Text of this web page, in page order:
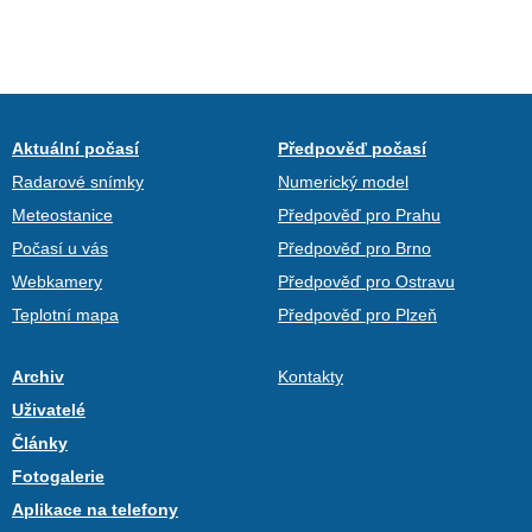
Aktuální počasí
Radarové snímky
Meteostanice
Počasí u vás
Webkamery
Teplotní mapa
Předpověď počasí
Numerický model
Předpověď pro Prahu
Předpověď pro Brno
Předpověď pro Ostravu
Předpověď pro Plzeň
Archiv
Uživatelé
Články
Fotogalerie
Aplikace na telefony
Kontakty